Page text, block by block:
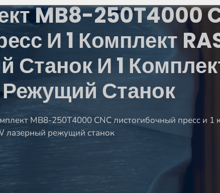
MB8-250T4000
И 1 Комплект
И 1
Станок
MB8-250T4000 CNC листогибочный пресс и
лазерный режущий станок